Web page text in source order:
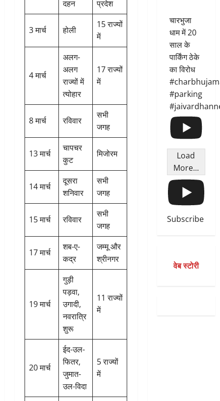
दहन प्रदेश
3 मार्च होली
15 राज्यों
में
4 मार्च
अलग-
अलग
राज्यों में
त्योहार
17 राज्यों
में
8 मार्च रविवार
सभी
जगह
13 मार्च
चापचर
कुट
मिजोरम
14 मार्च
दूसरा
शनिवार
सभी
जगह
15 मार्च रविवार
सभी
जगह
17 मार्च
शब-ए-
कद्र
जम्मू और
श्रीनगर
19 मार्च
गुड़ी
पड़वा,
उगादी,
नवरात्रि
शुरू
11 राज्यों
में
20 मार्च
ईद-उल-
फितर,
जुमात-
उल-विदा
5 राज्यों
में
चारभुजा
धाम में 20
साल के
पार्किंग ठेके
का विरोध
#parking
Load
More...
Subscribe
वेब स्टोरी